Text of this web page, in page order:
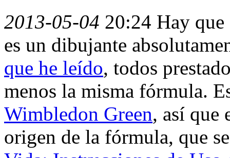
2013-05-04 20:24 Hay
es un dibujante
que he leído, todos
menos la misma fórmula.
Wimbledon Green, así que
origen de la fórmula, que